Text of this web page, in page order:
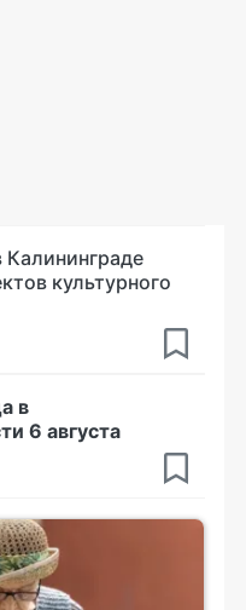
культурного
в
6 августа